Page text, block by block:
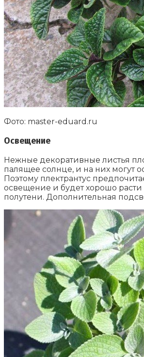
Фото: master-eduard.ru
Освещение
Нежные декоративные листья
палящее солнце, и на них могут
Поэтому плектрантус
освещение и будет хорошо
полутени. Дополнительная